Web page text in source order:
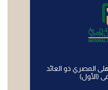
المصري ذو العائد
(الأول)